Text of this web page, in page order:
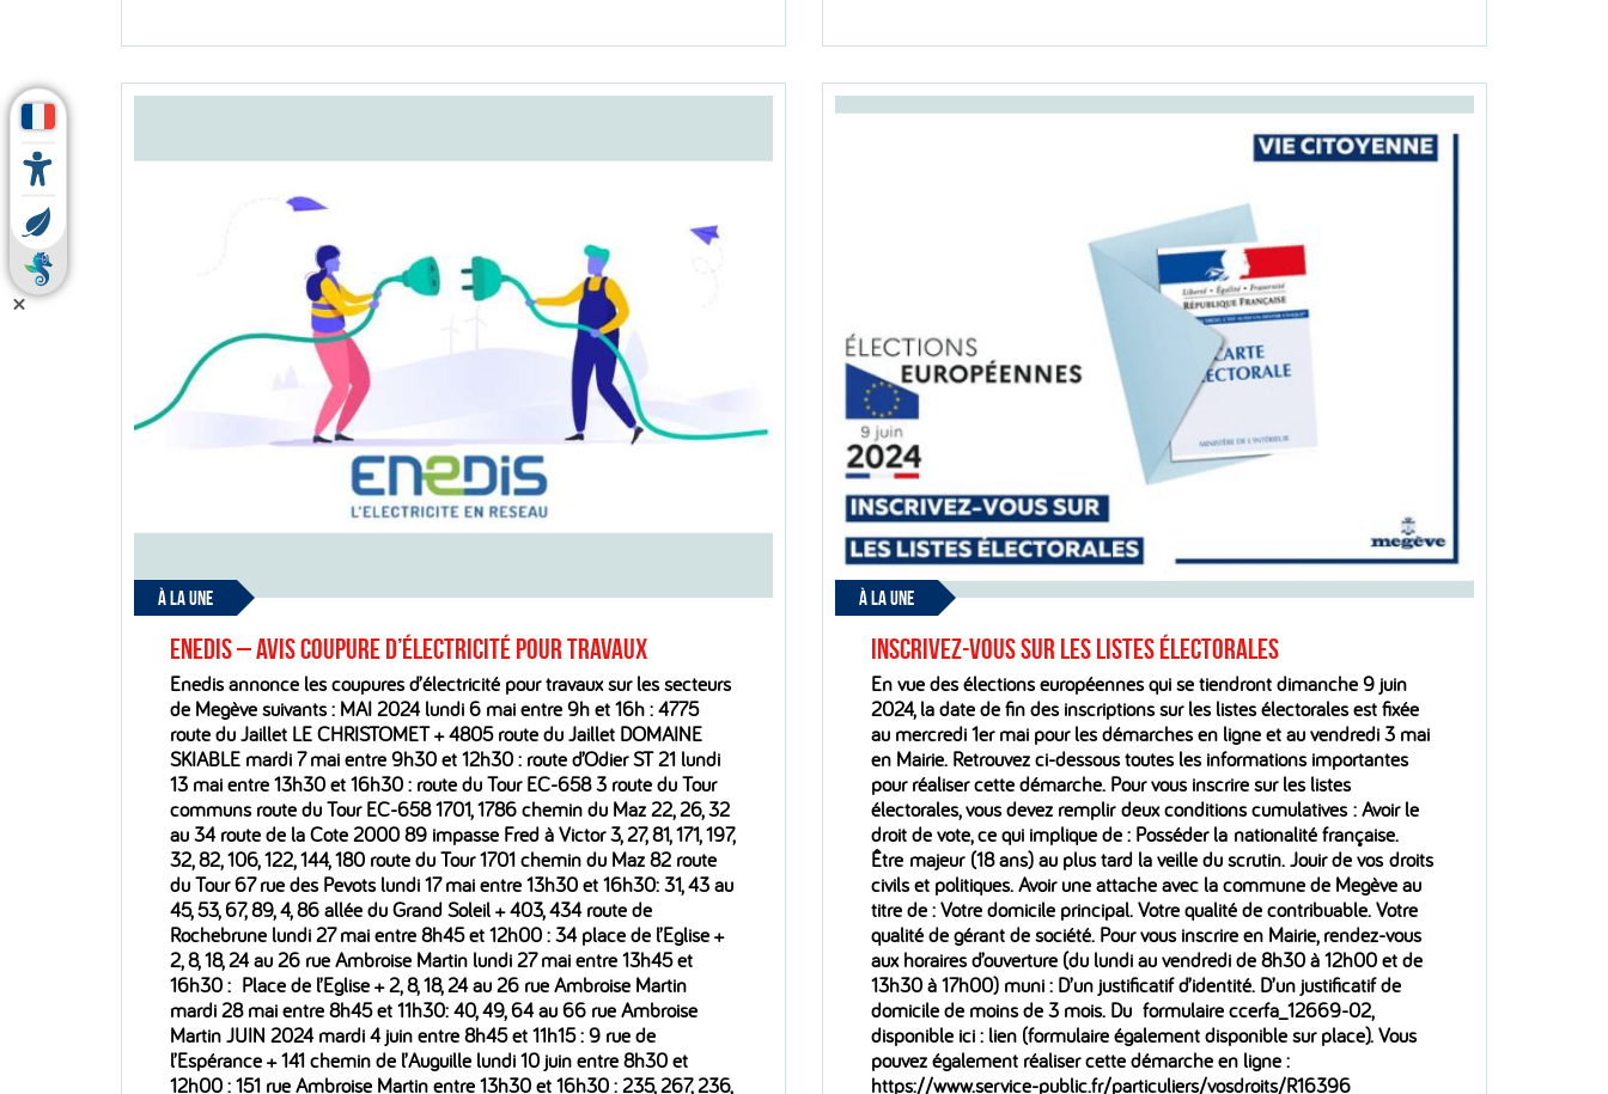
À LA UNE
ENEDIS – Avis coupure d’électricité pour travaux
Enedis annonce les coupures d’électricité pour travaux sur les secteurs
de Megève suivants : MAI 2024 lundi 6 mai entre 9h et 16h : 4775
route du Jaillet LE CHRISTOMET + 4805 route du Jaillet DOMAINE
SKIABLE mardi 7 mai entre 9h30 et 12h30 : route d’Odier ST 21 lundi
13 mai entre 13h30 et 16h30 : route du Tour EC-658 3 route du Tour
communs route du Tour EC-658 1701, 1786 chemin du Maz 22, 26, 32
au 34 route de la Cote 2000 89 impasse Fred à Victor 3, 27, 81, 171, 197,
32, 82, 106, 122, 144, 180 route du Tour 1701 chemin du Maz 82 route
du Tour 67 rue des Pevots lundi 17 mai entre 13h30 et 16h30: 31, 43 au
45, 53, 67, 89, 4, 86 allée du Grand Soleil + 403, 434 route de
Rochebrune lundi 27 mai entre 8h45 et 12h00 : 34 place de l’Eglise +
2, 8, 18, 24 au 26 rue Ambroise Martin lundi 27 mai entre 13h45 et
16h30 : Place de l’Eglise + 2, 8, 18, 24 au 26 rue Ambroise Martin
mardi 28 mai entre 8h45 et 11h30: 40, 49, 64 au 66 rue Ambroise
Martin JUIN 2024 mardi 4 juin entre 8h45 et 11h15 : 9 rue de
l’Espérance + 141 chemin de l’Auguille lundi 10 juin entre 8h30 et
12h00 : 151 rue Ambroise Martin entre 13h30 et 16h30 : 235, 267, 236,
À LA UNE
INSCRIVEZ-VOUS SUR LES LISTES ÉLECTORALES
En vue des élections européennes qui se tiendront dimanche 9 juin
2024, la date de fin des inscriptions sur les listes électorales est fixée
au mercredi 1er mai pour les démarches en ligne et au vendredi 3 mai
en Mairie. Retrouvez ci-dessous toutes les informations importantes
pour réaliser cette démarche. Pour vous inscrire sur les listes
électorales, vous devez remplir deux conditions cumulatives : Avoir le
droit de vote, ce qui implique de : Posséder la nationalité française.
Être majeur (18 ans) au plus tard la veille du scrutin. Jouir de vos droits
civils et politiques. Avoir une attache avec la commune de Megève au
titre de : Votre domicile principal. Votre qualité de contribuable. Votre
qualité de gérant de société. Pour vous inscrire en Mairie, rendez-vous
aux horaires d’ouverture (du lundi au vendredi de 8h30 à 12h00 et de
13h30 à 17h00) muni : D’un justificatif d’identité. D’un justificatif de
domicile de moins de 3 mois. Du formulaire ccerfa_12669-02,
disponible ici : lien (formulaire également disponible sur place). Vous
pouvez également réaliser cette démarche en ligne :
https://www.service-public.fr/particuliers/vosdroits/R16396